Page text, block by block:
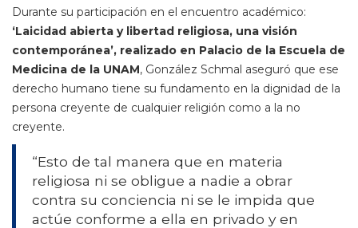
Durante su participación en el encuentro académico:
‘Laicidad abierta y libertad religiosa, una visión
contemporánea’, realizado en Palacio de la Escuela de
Medicina de la UNAM, González Schmal aseguró que ese
derecho humano tiene su fundamento en la dignidad de la
persona creyente de cualquier religión como a la no
creyente.
“Esto de tal manera que en materia
religiosa ni se obligue a nadie a obrar
contra su conciencia ni se le impida que
actúe conforme a ella en privado y en